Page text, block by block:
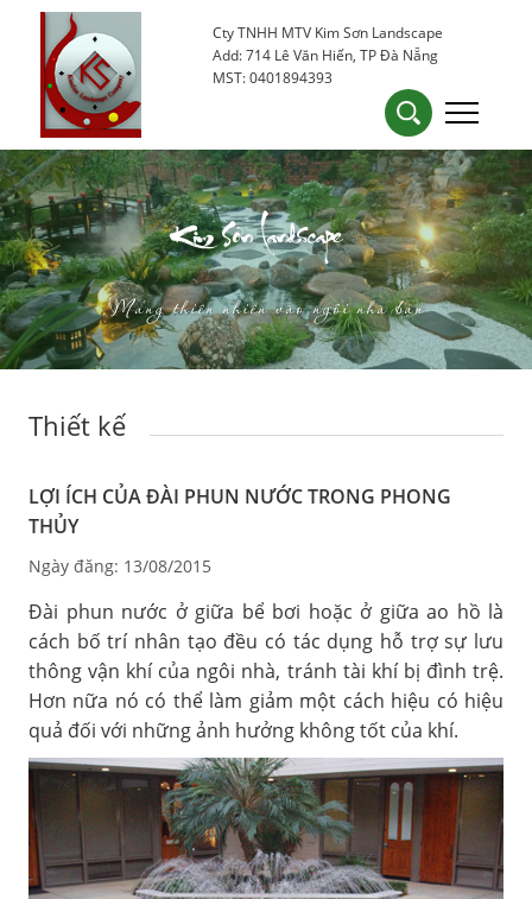
kimsondn84@gmail.com
0905 53 15 25Cty TNHH MTV Kim Sơn Landscape
Add: 714 Lê Văn Hiến, TP Đà Nẵng
MST: 0401894393
Kim Sơn Landscape
Mang thiên nhiên vào ngôi nhà bạn
Thiết kế
LỢI ÍCH CỦA ĐÀI PHUN NƯỚC TRONG PHONG
THỦY
Ngày đăng: 13/08/2015
Đài phun nước ở giữa bể bơi hoặc ở giữa ao hồ là
cách bố trí nhân tạo đều có tác dụng hỗ trợ sự lưu
thông vận khí của ngôi nhà, tránh tài khí bị đình trệ.
Hơn nữa nó có thể làm giảm một cách hiệu có hiệu
quả đối với những ảnh hưởng không tốt của khí.